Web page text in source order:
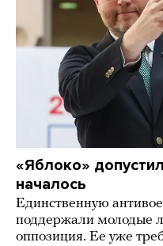
«Яблоко»
началось
Единственную
поддержали молодые
оппозиция. Ее уже